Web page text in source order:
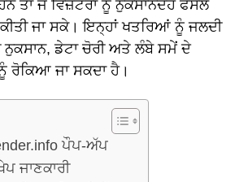
ਤਾਂ ਜੋ ਵਿਜ਼ਟਰਾਂ ਨੂੰ ਨੁਕਸਾਨਦੇਹ ਫੈਸਲੇ
ਜਾ ਸਕੇ। ਇਨ੍ਹਾਂ ਖਤਰਿਆਂ ਨੂੰ ਜਲਦੀ
ਨੁਕਸਾਨ, ਡੇਟਾ ਚੋਰੀ ਅਤੇ ਲੰਬੇ ਸਮੇਂ ਦੇ
ਜਾ ਸਕਦਾ ਹੈ।
ਪੌਪ-ਅੱਪ
ਜਾਣਕਾਰੀ